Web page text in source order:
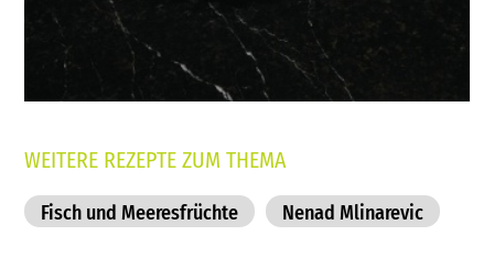
WEITERE REZEPTE ZUM THEMA
Fisch und Meeresfrüchte Nenad Mlinarevic